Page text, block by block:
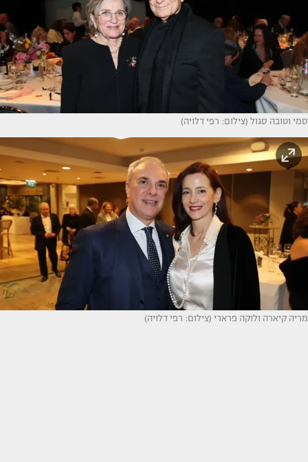
סמי וטובה סגול (צילום: רפי דלויה)
מריה קיארה ולוקה פרארי (צילום: רפי דלויה)